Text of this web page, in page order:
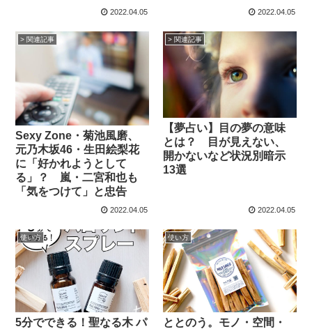
2022.04.05 2022.04.05
> 関連記事
Sexy Zone・菊池風磨、
元乃木坂46・生田絵梨花
に「好かれようとして
る」？ 嵐・二宮和也も
「気をつけて」と忠告
2022.04.05
> 関連記事
【夢占い】目の夢の意味
とは？ 目が見えない、
開かないなど状況別暗示
13選
2022.04.05
使い方
5分でできる！聖なる木 パ
使い方
ととのう。モノ・空間・